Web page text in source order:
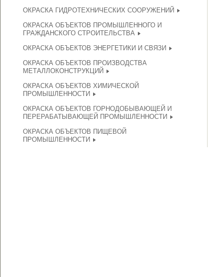
ОКРАСКА ГИДРОТЕХНИЧЕСКИХ СООРУЖЕНИЙ
ОКРАСКА ОБЪЕКТОВ ПРОМЫШЛЕННОГО И
ГРАЖДАНСКОГО СТРОИТЕЛЬСТВА
ОКРАСКА ОБЪЕКТОВ ЭНЕРГЕТИКИ И СВЯЗИ
ОКРАСКА ОБЪЕКТОВ ПРОИЗВОДСТВА
МЕТАЛЛОКОНСТРУКЦИЙ
ОКРАСКА ОБЪЕКТОВ ХИМИЧЕСКОЙ
ПРОМЫШЛЕННОСТИ
ОКРАСКА ОБЪЕКТОВ ГОРНОДОБЫВАЮЩЕЙ И
ПЕРЕРАБАТЫВАЮЩЕЙ ПРОМЫШЛЕННОСТИ
ОКРАСКА ОБЪЕКТОВ ПИЩЕВОЙ
ПРОМЫШЛЕННОСТИ